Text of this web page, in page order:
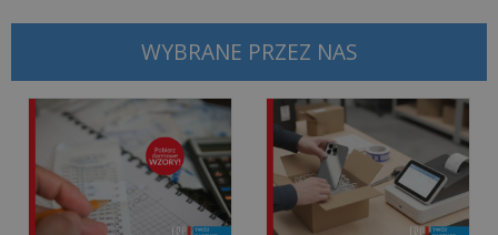
>>
KSEF
WYBRANE PRZEZ NAS